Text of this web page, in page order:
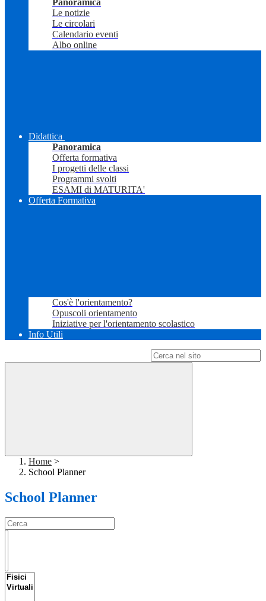
Panoramica
Le notizie
Le circolari
Calendario eventi
Albo online
Didattica
Panoramica
Offerta formativa
I progetti delle classi
Programmi svolti
ESAMI di MATURITA'
Offerta Formativa
Cos'è l'orientamento?
Opuscoli orientamento
Iniziative per l'orientamento scolastico
Info Utili
Home >
School Planner
School Planner